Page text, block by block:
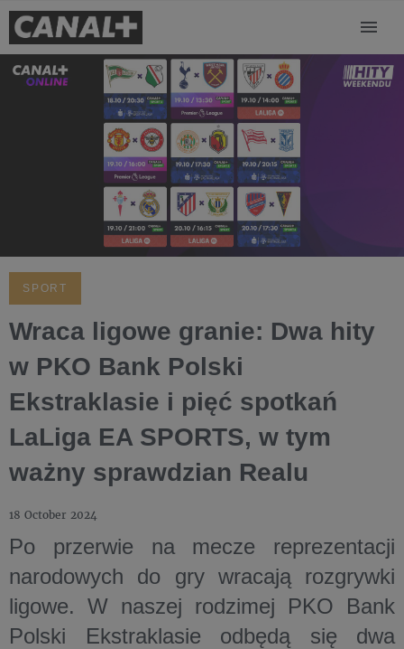
SPORT
Wraca ligowe granie: Dwa hity
w PKO Bank Polski
Ekstraklasie i pięć spotkań
LaLiga EA SPORTS, w tym
ważny sprawdzian Realu
18 October 2024
Po przerwie na mecze reprezentacji
narodowych do gry wracają rozgrywki
ligowe. W naszej rodzimej PKO Bank
Polski Ekstraklasie odbędą się dwa